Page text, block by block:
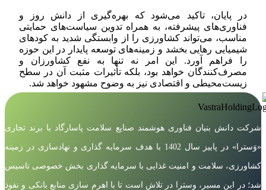
در پایان، تاکید می‌شود که بهره‌گیری از دانش روز و
فناوری‌های پیشرفته، به همراه تدوین سیاست‌های حمایتی
مناسب، می‌تواند کشاورزی را از وابستگی شدید به کودهای
شیمیایی رهایی بخشد و زمینه‌های توسعه پایدار در این حوزه
را فراهم آورد. این امر نه تنها به نفع کشاورزان و
مصرف‌کنندگان خواهد بود، بلکه تأثیرات مثبت آن در سطح
زیست‌محیطی و اقتصادی نیز به وضوح مشهود خواهد شد.
شرکت دانش بنیان فناوری هوشمند صنایع سلامت پاسارگاد با برند تجاری
«وَسترا» در پاییز سال 1402 با هدف سرمایه گذاری و نهادسازی در زمینه
کشاورزی، سلامت و امنیت غذایی با سرمایه گذاری بخش خصوصی تاسیس
شد؛ در این مسیر، وسترا در تلاش است تا با اهرم سازی منابع بانکی و نفوذ